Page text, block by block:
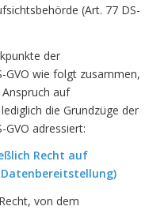
(Art. 77 DS-
der
wie folgt zusammen,
auf
die Grundzüge der
adressiert:
Recht auf
von dem